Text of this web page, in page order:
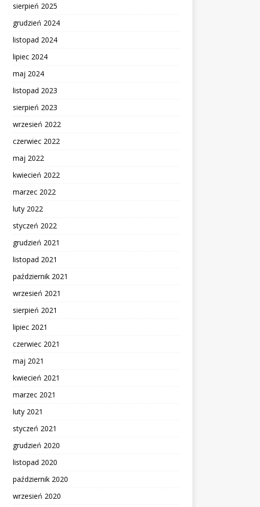
sierpień 2025
grudzień 2024
listopad 2024
lipiec 2024
maj 2024
listopad 2023
sierpień 2023
wrzesień 2022
czerwiec 2022
maj 2022
kwiecień 2022
marzec 2022
luty 2022
styczeń 2022
grudzień 2021
listopad 2021
październik 2021
wrzesień 2021
sierpień 2021
lipiec 2021
czerwiec 2021
maj 2021
kwiecień 2021
marzec 2021
luty 2021
styczeń 2021
grudzień 2020
listopad 2020
październik 2020
wrzesień 2020